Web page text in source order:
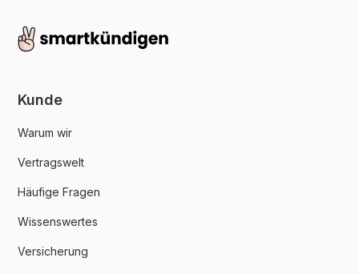
Kunde
Warum wir
Vertragswelt
Häufige Fragen
Wissenswertes
Versicherung